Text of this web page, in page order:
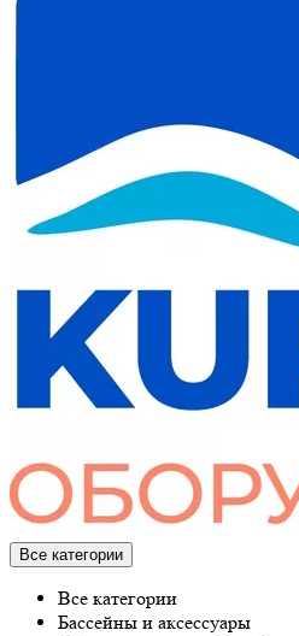
Все категории
Все категории
Бассейны и аксессуары